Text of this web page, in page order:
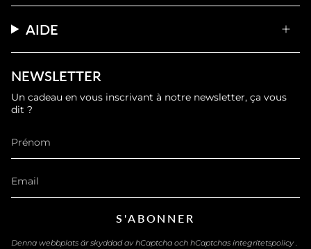
AIDE
NEWSLETTER
Un cadeau en vous inscrivant à notre newsletter, ça vous
dit ?
S'ABONNER
Denna webbplats är skyddad av hCaptcha och hCaptchas integritetspolicy.